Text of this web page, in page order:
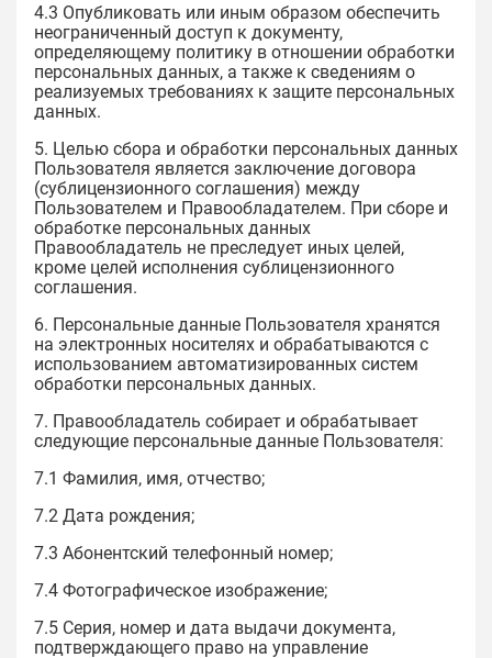
4.3 Опубликовать или иным образом обеспечить
неограниченный доступ к документу,
определяющему политику в отношении обработки
персональных данных, а также к сведениям о
реализуемых требованиях к защите персональных
данных.
5. Целью сбора и обработки персональных данных
Пользователя является заключение договора
(сублицензионного соглашения) между
Пользователем и Правообладателем. При сборе и
обработке персональных данных
Правообладатель не преследует иных целей,
кроме целей исполнения сублицензионного
соглашения.
6. Персональные данные Пользователя хранятся
на электронных носителях и обрабатываются с
использованием автоматизированных систем
обработки персональных данных.
7. Правообладатель собирает и обрабатывает
следующие персональные данные Пользователя:
7.1 Фамилия, имя, отчество;
7.2 Дата рождения;
7.3 Абонентский телефонный номер;
7.4 Фотографическое изображение;
7.5 Серия, номер и дата выдачи документа,
подтверждающего право на управление